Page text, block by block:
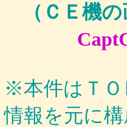
（ＣＥ機
※本件はＴ
情報を元に